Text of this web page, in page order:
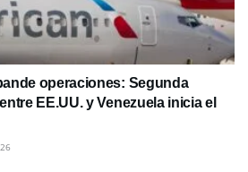
operaciones: Segunda
EE.UU. y Venezuela inicia el